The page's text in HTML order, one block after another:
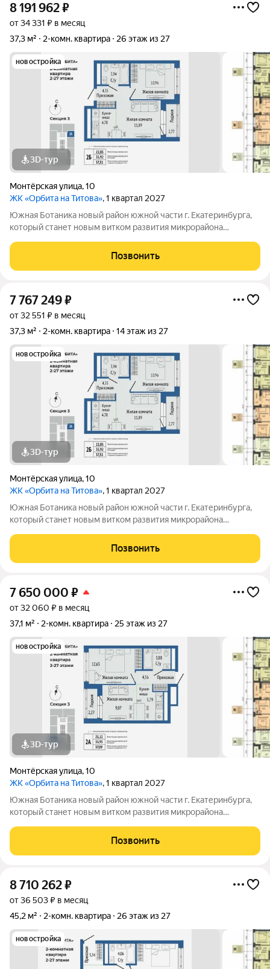
8 191 962₽
от 34 331 ₽ в месяц
37,3 м²
2-комн. квартира 26 этаж из 27
новостройка
3D-тур
Монтёрская улица,10
ЖК «Орбита на Титова», 1 квартал 2027
Южная Ботаника новый район южной части г. Екатеринбурга,
который станет новым витком развития микрорайона
фонтаном, центральная площадь с арт-объектом «Водное
зеркало», более 1000 растений на
Позвонить
7 767 249₽
от 32 551 ₽ в месяц
37,3 м²
2-комн. квартира 14 этаж из 27
новостройка
3D-тур
Монтёрская улица,10
ЖК «Орбита на Титова», 1 квартал 2027
Южная Ботаника новый район южной части г. Екатеринбурга,
который станет новым витком развития микрорайона
фонтаном, центральная площадь с арт-объектом «Водное
зеркало», более 1000 растений на
Позвонить
7 650 000 ₽
от 32 060 ₽ в месяц
37,1 м²
2-комн. квартира 25 этаж из 27
новостройка
3D-тур
Монтёрская улица,10
ЖК «Орбита на Титова», 1 квартал 2027
Южная Ботаника новый район южной части г. Екатеринбурга,
который станет новым витком развития микрорайона
фонтаном, центральная площадь с арт-объектом «Водное
зеркало», более 1000 растений на
Позвонить
8 710 262₽
от 36 503 ₽ в месяц
45,2 м²
2-комн. квартира 26 этаж из 27
новостройка